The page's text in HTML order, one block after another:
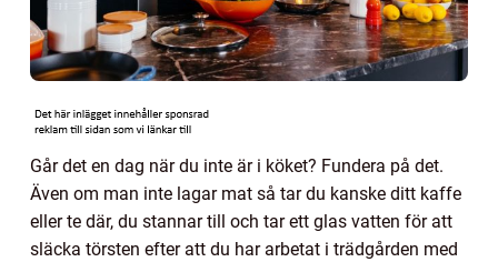
Går det en dag när du inte är i köket? Fundera på det.
Även om man inte lagar mat så tar du kanske ditt kaffe
eller te där, du stannar till och tar ett glas vatten för att
släcka törsten efter att du har arbetat i trädgården med